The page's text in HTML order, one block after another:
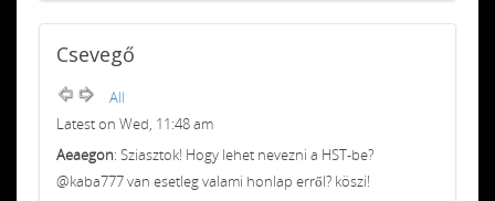
Csevegő
All
Latest on Wed, 11:48 am
Aeaegon: Sziasztok! Hogy lehet nevezni a HST-be?
@kaba777 van esetleg valami honlap erről? köszi!